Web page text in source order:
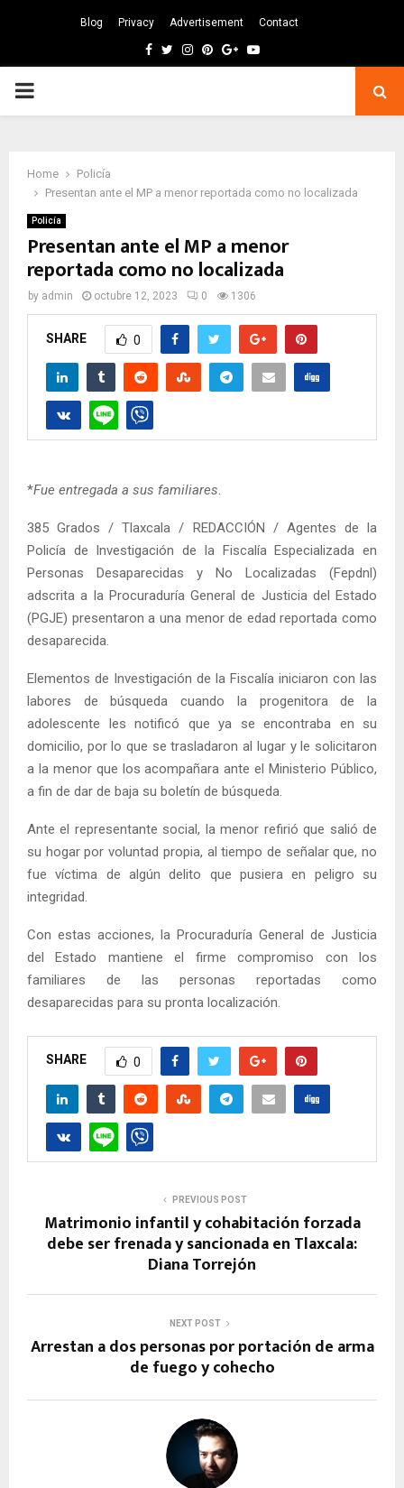
Blog Privacy Advertisement Contact
Facebook
TwitterInstagram
Pinterest
GoogleYoutube
PRIMARY
Home
Policía
Presentan ante el MP a menor reportada como no localizada
Policía
Presentan ante el MP a menor
reportada como no localizada
by admin octubre 12, 2023 0 1306
SHARE 0
*Fue entregada a sus familiares
385 Grados / Tlaxcala / REDACCIÓN / Agentes de la
Policía de Investigación de la Fiscalía Especializada en
Personas Desaparecidas y No Localizadas (Fepdnl)
adscrita a la Procuraduría General de Justicia del Estado
(PGJE) presentaron a una menor de edad reportada como
desaparecida.
Elementos de Investigación de la Fiscalía iniciaron con las
labores de búsqueda cuando la progenitora de la
adolescente les notificó que ya se encontraba en su
domicilio, por lo que se trasladaron al lugar y le solicitaron
a la menor que los acompañara ante el Ministerio Público,
a fin de dar de baja su boletín de búsqueda.
Ante el representante social, la menor refirió que salió de
su hogar por voluntad propia, al tiempo de señalar que, no
fue víctima de algún delito que pusiera en peligro su
integridad.
Con estas acciones, la Procuraduría General de Justicia
del Estado mantiene el firme compromiso con los
familiares de las personas reportadas como
desaparecidas para su pronta localización.
SHARE 0
PREVIOUS POST
Matrimonio infantil y cohabitación forzada
debe ser frenada y sancionada en Tlaxcala:
Diana Torrejón
NEXT POST
Arrestan a dos personas por portación de arma
de fuego y cohecho